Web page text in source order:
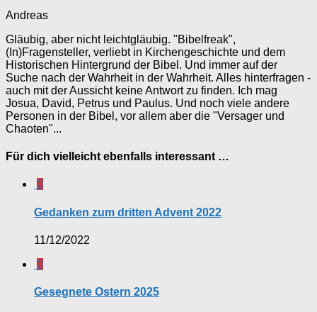
Andreas
Gläubig, aber nicht leichtgläubig. "Bibelfreak",
(In)Fragensteller, verliebt in Kirchengeschichte und dem
Historischen Hintergrund der Bibel. Und immer auf der
Suche nach der Wahrheit in der Wahrheit. Alles hinterfragen -
auch mit der Aussicht keine Antwort zu finden. Ich mag
Josua, David, Petrus und Paulus. Und noch viele andere
Personen in der Bibel, vor allem aber die "Versager und
Chaoten"...
Für dich vielleicht ebenfalls interessant …
0
Gedanken zum dritten Advent 2022
11/12/2022
0
Gesegnete Ostern 2025